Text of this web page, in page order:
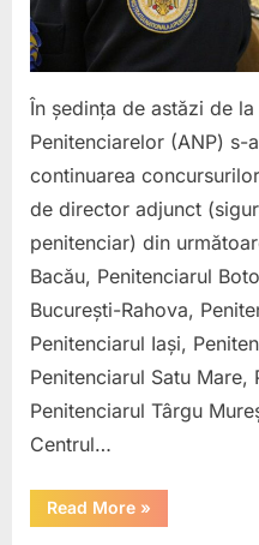
În ședința de astăzi de
Penitenciarelor (ANP) s-
continuarea
de director adjunct
penitenciar) din
Bacău, Penitenciarul
București-Rahova,
Penitenciarul Iași,
Penitenciarul Satu
Penitenciarul Târgu
Centrul…
Read More“Concursurile
pentru
»